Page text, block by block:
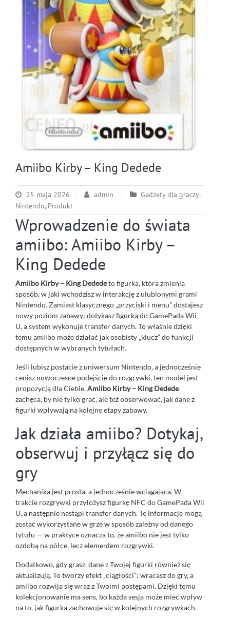
Amiibo Kirby – King Dedede
25 maja 2026 admin Gadżety dla graczy,
Nintendo, Produkt
Wprowadzenie do świata
amiibo: Amiibo Kirby –
King Dedede
Amiibo Kirby – King Dededeto figurka, która zmienia
sposób, w jaki wchodzisz w interakcję z ulubionymi grami
Nintendo. Zamiast klasycznego „przyciski i menu” dostajesz
nowy poziom zabawy: dotykasz figurką do GamePada Wii
U, a system wykonuje transfer danych. To właśnie dzięki
temu amiibo może działać jak osobisty „klucz” do funkcji
dostępnych w wybranych tytułach.
Jeśli lubisz postacie z uniwersum Nintendo, a jednocześnie
cenisz nowoczesne podejście do rozgrywki, ten model jest
propozycją dla Ciebie.Amiibo Kirby – King Dedede
zachęca, by nie tylko grać, ale też obserwować, jak dane z
figurki wpływają na kolejne etapy zabawy.
Jak działa amiibo? Dotykaj,
obserwuj i przyłącz się do
gry
Mechanika jest prosta, a jednocześnie wciągająca. W
trakcie rozgrywki przyłożysz figurkę NFC do GamePada Wii
U, a następnie nastąpi transfer danych. Te informacje mogą
zostać wykorzystane w grze w sposób zależny od danego
tytułu — w praktyce oznacza to, że amiibo nie jest tylko
ozdobą na półce, lecz elementem rozgrywki.
Dodatkowo, gdy grasz, dane z Twojej figurki również się
aktualizują. To tworzy efekt „ciągłości”: wracasz do gry, a
amiibo rozwija się wraz z Twoimi postępami. Dzięki temu
kolekcjonowanie ma sens, bo każda sesja może mieć wpływ
na to, jak figurka zachowuje się w kolejnych rozgrywkach.